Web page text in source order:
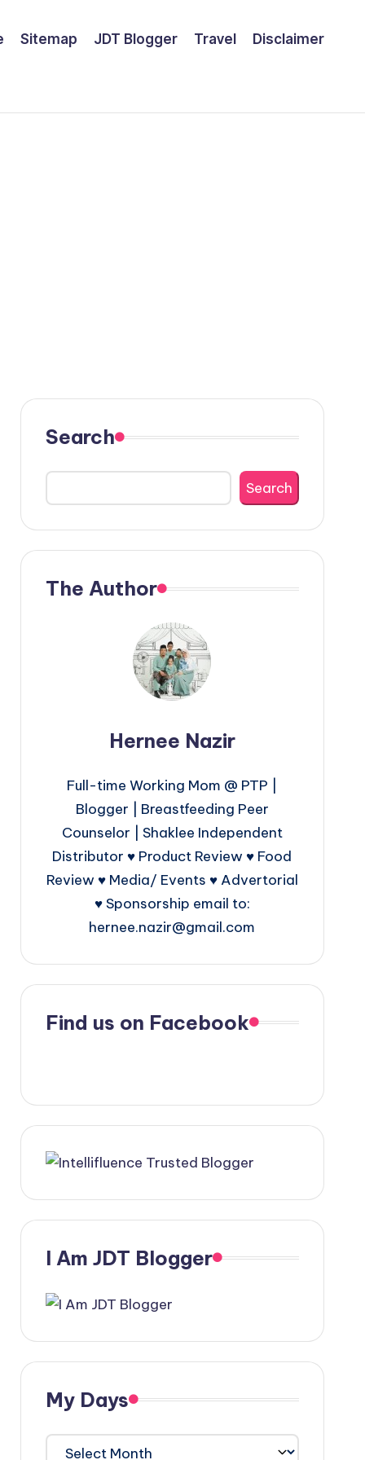
Sitemap JDT Blogger Travel Disclaimer
Search
Search
The Author
Hernee Nazir
Full-time Working Mom @ PTP |
Blogger | Breastfeeding Peer
Counselor | Shaklee Independent
Distributor ♥ Product Review ♥ Food
Review ♥ Media/ Events ♥ Advertorial
♥ Sponsorship email to:
hernee.nazir@gmail.com
Find us on Facebook
I Am JDT Blogger
My Days
My